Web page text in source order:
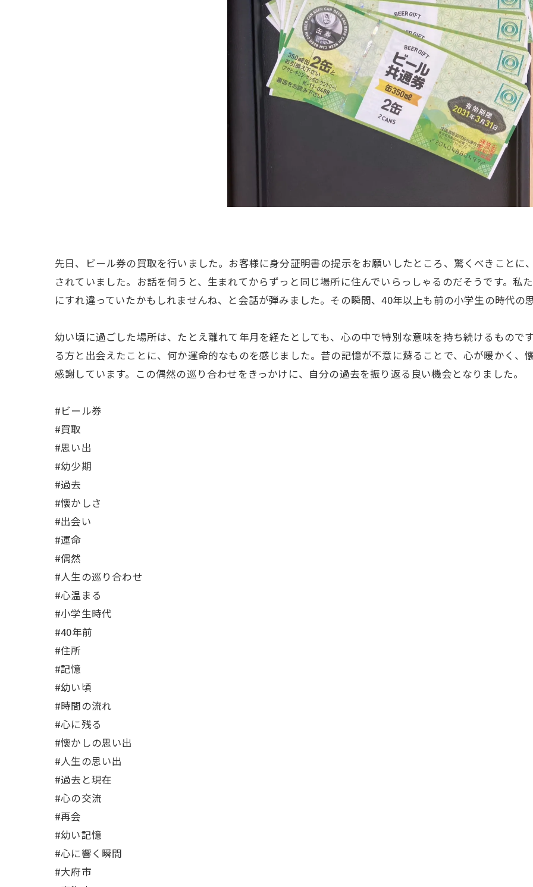
先日、ビール券の買取を行いました。お客様に身分証明書の提示をお願いしたところ、驚くべきことに
されていました。お話を伺うと、生まれてからずっと同じ場所に住んでいらっしゃるのだそうです。私
にすれ違っていたかもしれませんね、と会話が弾みました。その瞬間、40年以上も前の小学生の時代の
幼い頃に過ごした場所は、たとえ離れて年月を経たとしても、心の中で特別な意味を持ち続けるもので
る方と出会えたことに、何か運命的なものを感じました。昔の記憶が不意に蘇ることで、心が暖かく、
感謝しています。この偶然の巡り合わせをきっかけに、自分の過去を振り返る良い機会となりました。
#ビール券
#買取
#思い出
#幼少期
#過去
#懐かしさ
#出会い
#運命
#偶然
#人生の巡り合わせ
#心温まる
#小学生時代
#40年前
#住所
#記憶
#幼い頃
#時間の流れ
#心に残る
#懐かしの思い出
#人生の思い出
#過去と現在
#心の交流
#再会
#幼い記憶
#心に響く瞬間
#大府市